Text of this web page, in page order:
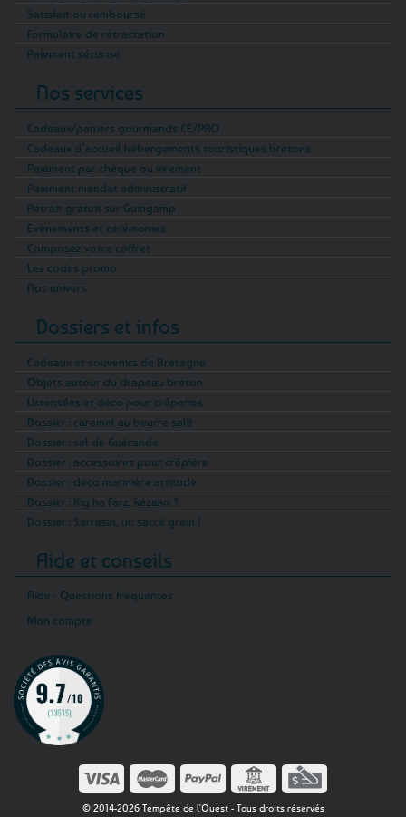
Satisfait ou remboursé
Formulaire de rétractation
Paiement sécurisé
Nos services
Cadeaux/paniers gourmands CE/PRO
Cadeaux d’accueil hébergements touristiques bretons
Paiement par chèque ou virement
Paiement mandat administratif
Retrait gratuit sur Guingamp
Evénements et cérémonies
Composez votre coffret
Les codes promo
Nos univers
Dossiers et infos
Cadeaux et souvenirs de Bretagne
Objets autour du drapeau breton
Ustensiles et déco pour crêperies
Dossier : caramel au beurre salé
Dossier : sel de Guérande
Dossier : accessoires pour crêpière
Dossier : déco marinière attitude
Dossier : Kig ha Farz, kézako ?
Dossier : Sarrasin, un sacré grain !
Aide et conseils
Aide - Questions fréquentes
Mon compte
© 2014-2026 Tempête de l'Ouest - Tous droits réservés